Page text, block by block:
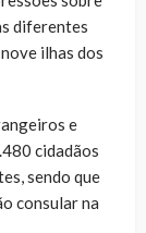
diferentes
ilhas dos
e
cidadãos
sendo que
consular na